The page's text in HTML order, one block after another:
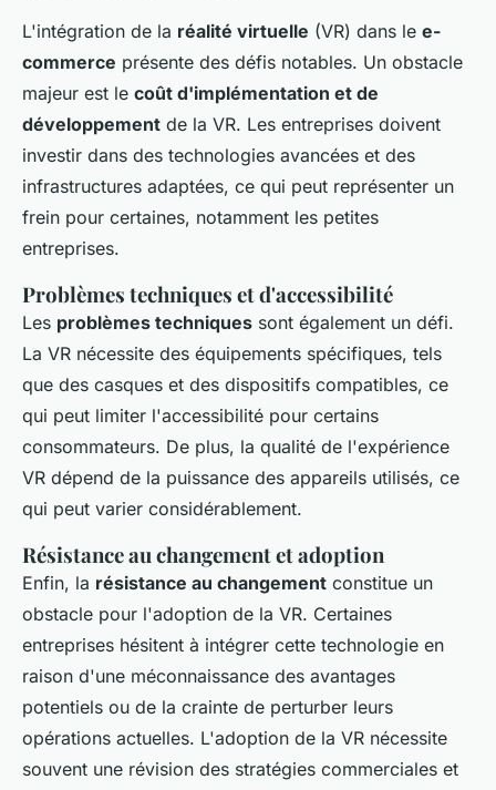
L'intégration de la réalité virtuelle (VR) dans le e-
commerce présente des défis notables. Un obstacle
majeur est le coût d'implémentation et de
développement de la VR. Les entreprises doivent
investir dans des technologies avancées et des
infrastructures adaptées, ce qui peut représenter un
frein pour certaines, notamment les petites
entreprises.
Problèmes techniques et d'accessibilité
Les problèmes techniques sont également un défi.
La VR nécessite des équipements spécifiques, tels
que des casques et des dispositifs compatibles, ce
qui peut limiter l'accessibilité pour certains
consommateurs. De plus, la qualité de l'expérience
VR dépend de la puissance des appareils utilisés, ce
qui peut varier considérablement.
Résistance au changement et adoption
Enfin, la résistance au changement constitue un
obstacle pour l'adoption de la VR. Certaines
entreprises hésitent à intégrer cette technologie en
raison d'une méconnaissance des avantages
potentiels ou de la crainte de perturber leurs
opérations actuelles. L'adoption de la VR nécessite
souvent une révision des stratégies commerciales et